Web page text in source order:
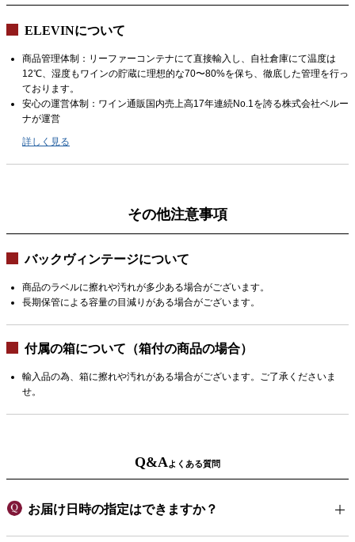
ELEVINについて
商品管理体制：リーファーコンテナにて直接輸入し、自社倉庫にて温度は
12℃、湿度もワインの貯蔵に理想的な70〜80%を保ち、徹底した管理を行っ
ております。
安心の運営体制：ワイン通販国内売上高17年連続No.1を誇る株式会社ベルー
ナが運営
詳しく見る
その他注意事項
バックヴィンテージについて
商品のラベルに擦れや汚れが多少ある場合がございます。
長期保管による容量の目減りがある場合がございます。
付属の箱について（箱付の商品の場合）
輸入品の為、箱に擦れや汚れがある場合がございます。ご了承くださいま
せ。
Q&Aよくある質問
お届け日時の指定はできますか？